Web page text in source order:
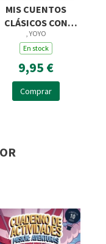
MIS CUENTOS
CLÁSICOS CON
TEXTURAS.
CENICIENTA
, YOYO
En stock
9,95 €
Comprar